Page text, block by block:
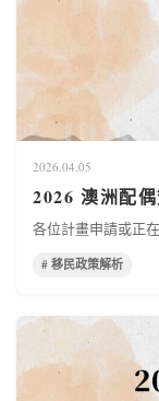
2026.04.05
2026 澳洲配
各位計畫申請或正
# 移民政策解析